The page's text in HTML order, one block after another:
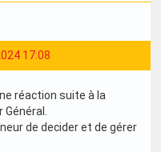
17:08
réaction suite à la
de decider et de gérer